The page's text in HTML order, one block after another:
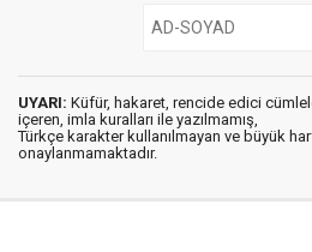
UYARI: Küfür, hakaret, rencide edici
içeren, imla kuralları ile yazılmamış,
Türkçe karakter kullanılmayan ve büyük
onaylanmamaktadır.